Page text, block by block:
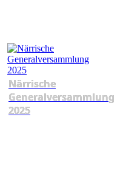
Närrische
Generalversammlung
2025